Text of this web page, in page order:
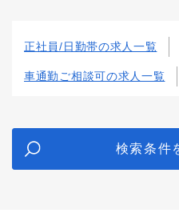
正社員/日勤帯の求人一覧
車通勤ご相談可の求人一覧
検索条件